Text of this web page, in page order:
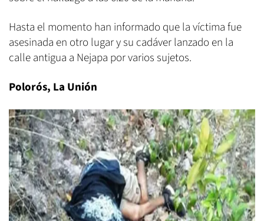
Hasta el momento han informado que la víctima fue
asesinada en otro lugar y su cadáver lanzado en la
calle antigua a Nejapa por varios sujetos.
Polorós, La Unión